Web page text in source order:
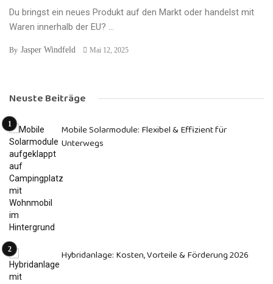
Du bringst ein neues Produkt auf den Markt oder handelst mit
Waren innerhalb der EU? ...
By Jasper Windfeld Mai 12, 2025
Neuste Beiträge
Mobile Solarmodule: Flexibel & Effizient für
Unterwegs
Hybridanlage: Kosten, Vorteile & Förderung 2026